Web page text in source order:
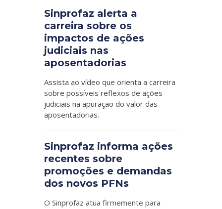
Sinprofaz alerta a
carreira sobre os
impactos de ações
judiciais nas
aposentadorias
Assista ao vídeo que orienta a carreira
sobre possíveis reflexos de ações
judiciais na apuração do valor das
aposentadorias.
Sinprofaz informa ações
recentes sobre
promoções e demandas
dos novos PFNs
O Sinprofaz atua firmemente para